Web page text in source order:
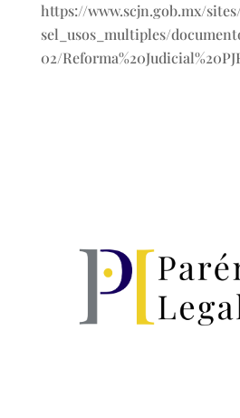
https://www.scjn.gob.mx/
sel_usos_multiples/
02/